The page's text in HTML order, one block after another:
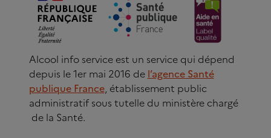
Alcool info service est un service qui dépend
depuis le 1er mai 2016 de l’agence Santé
publique France, établissement public
administratif sous tutelle du ministère chargé
de la Santé.